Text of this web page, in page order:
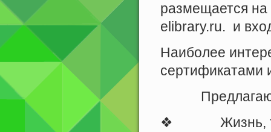
размещается на
elibrary.ru. и
Наиболее
сертификатами
❖ Жизнь,